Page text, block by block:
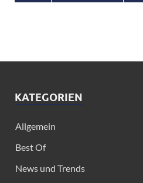
KATEGORIEN
Allgemein
Best Of
News und Trends